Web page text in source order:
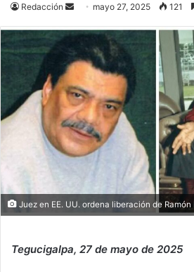
Redacción
Send mayo 27, 2025 121
Juez en EE. UU. ordena liberación de
Tegucigalpa, 27 de mayo de 2025